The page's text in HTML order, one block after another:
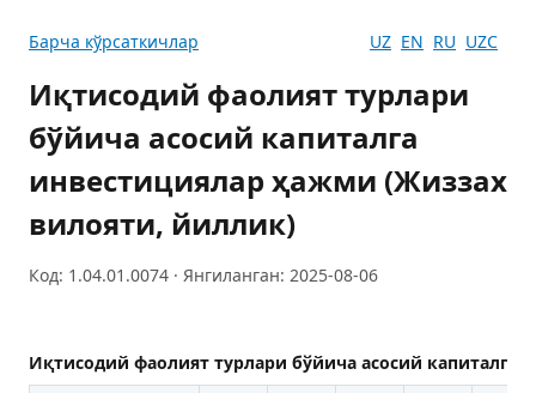
Барча кўрсаткичлар UZ EN RU UZC
Иқтисодий фаолият турлари
бўйича асосий капиталга
инвестициялар ҳажми (Жиззах
вилояти, йиллик)
Код: 1.04.01.0074 · Янгиланган: 2025-08-06
Иқтисодий фаолият турлари бўйича асосий